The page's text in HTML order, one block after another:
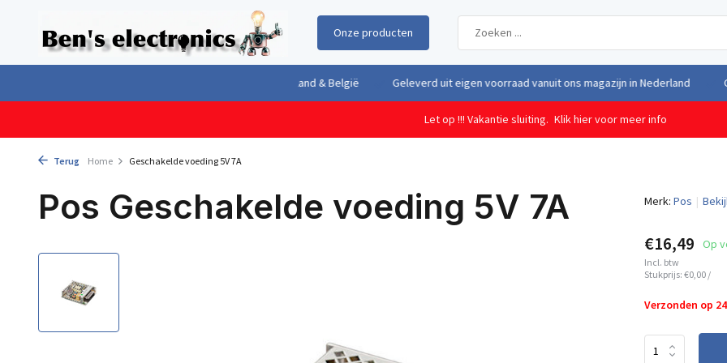
Onze producten
Geleverd uit eigen voorraad vanuit ons magazijn in Nederland Gratis
Let op !!! Vakantie sluiting. Klik hier voor meer info
Terug Home Geschakelde voeding 5V 7A
Pos Geschakelde voeding 5V 7A Merk: Pos
€16,49 Op
Incl. btw
Stukprijs: €0,00/
Verzonden op